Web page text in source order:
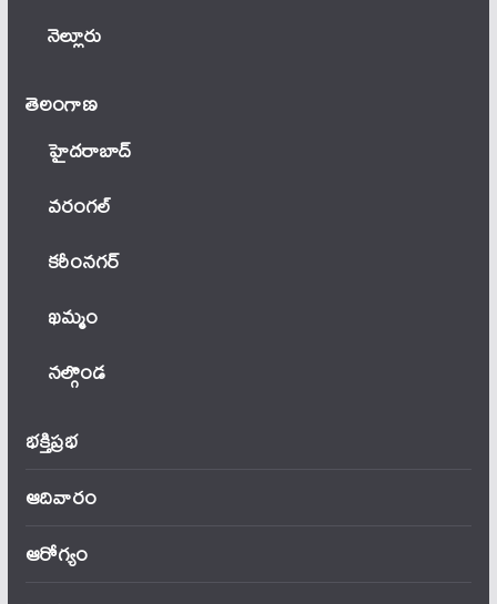
నెల్లూరు
తెలంగాణ‌
హైదరాబాద్
వ‌రంగ‌ల్
కరీంనగర్
ఖ‌మ్మం
నల్గొండ
భక్తిప్రభ
ఆదివారం
ఆరోగ్యం